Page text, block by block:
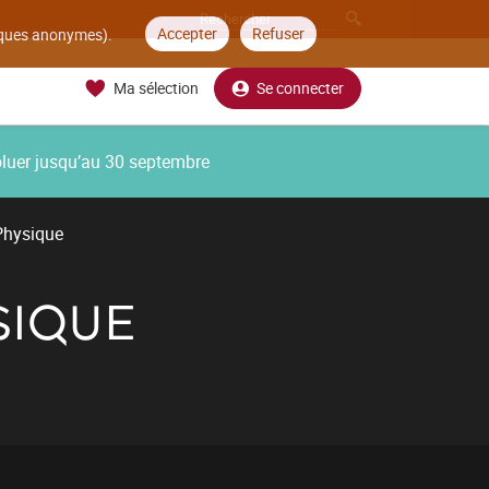
anonymes). Accepter Refuser
Ma sélection Se connecter
jusqu’au 30 septembre